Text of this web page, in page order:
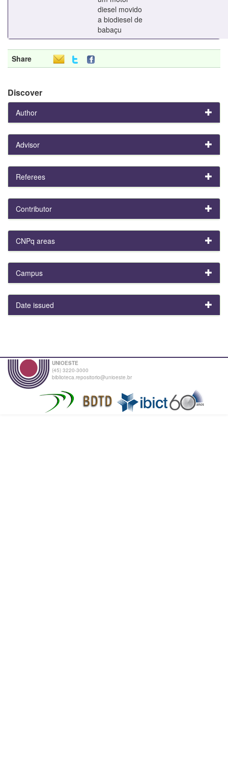
diesel movido
a biodiesel de
babaçu
Share
Discover
Author
Advisor
Referees
Contributor
CNPq areas
Campus
Date issued
UNIOESTE
(45) 3220-3000
biblioteca.repositorio@unioeste.br